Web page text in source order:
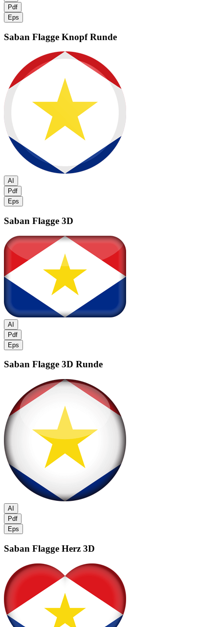
Pdf
Eps
Saban Flagge Knopf Runde
AI
Pdf
Eps
Saban Flagge 3D
AI
Pdf
Eps
Saban Flagge 3D Runde
AI
Pdf
Eps
Saban Flagge Herz 3D